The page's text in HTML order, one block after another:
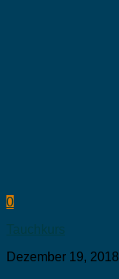
0
Tauchkurs
Dezember 19, 2018